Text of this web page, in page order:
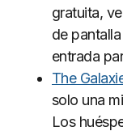
gratuita,
de
entrada
The
solo una
Los